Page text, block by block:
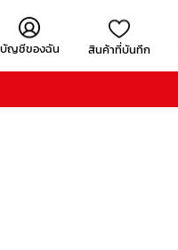
บัญชีของฉัน สินค้าที่บันทึก